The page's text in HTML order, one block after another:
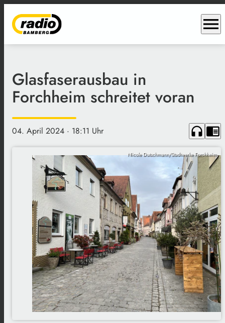
menu
Glasfaserausbau in
Forchheim schreitet voran
04. April 2024 · 18:11 Uhr headphones chrome_reader_mode
Nicole Dutschmann/Stadtwerke Forchheim